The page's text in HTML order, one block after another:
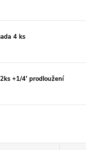
4 ks
+1/4' prodloužení